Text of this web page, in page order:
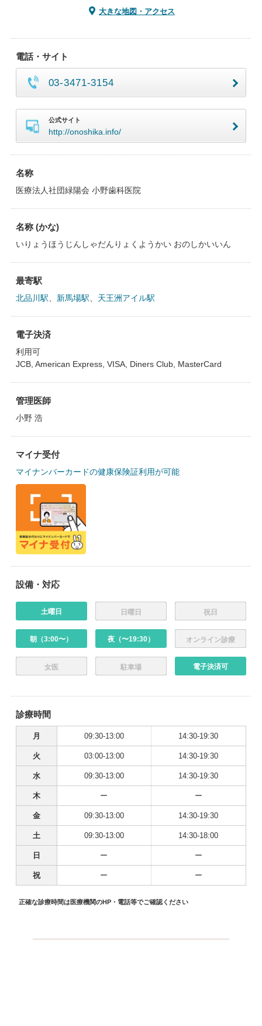
大きな地図・アクセス
電話・サイト
03-3471-3154
公式サイト
http://onoshika.info/
名称
医療法人社団緑陽会 小野歯科医院
名称 (かな)
いりょうほうじんしゃだんりょくようかい おのしかいいん
最寄駅
北品川駅 新馬場駅 天王洲アイル駅
電子決済
利用可
JCB, American Express, VISA, Diners Club, MasterCard
管理医師
小野 浩
マイナ受付
マイナンバーカードの健康保険証利用が可能
設備・対応
土曜日 日曜日 祝日
朝（3:00〜） 夜（〜19:30） オンライン診療
女医 駐車場 電子決済可
診療時間
月 09:30-13:00 14:30-19:30
火 03:00-13:00 14:30-19:30
水 09:30-13:00 14:30-19:30
木 ー ー
金 09:30-13:00 14:30-19:30
土 09:30-13:00 14:30-18:00
日 ー ー
祝 ー ー
正確な診療時間は医療機関のHP・電話等でご確認ください